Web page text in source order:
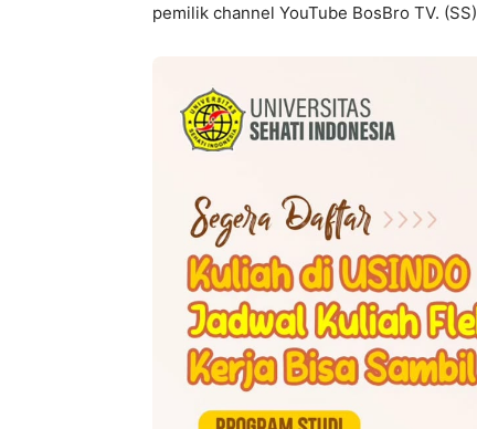
pemilik channel YouTube BosBro TV. (SS)